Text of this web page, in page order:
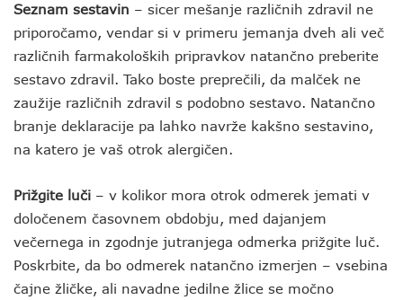
Seznam sestavin – sicer mešanje različnih zdravil ne
priporočamo, vendar si v primeru jemanja dveh ali več
različnih farmakoloških pripravkov natančno preberite
sestavo zdravil. Tako boste preprečili, da malček ne
zaužije različnih zdravil s podobno sestavo. Natančno
branje deklaracije pa lahko navrže kakšno sestavino,
na katero je vaš otrok alergičen.
Prižgite luči – v kolikor mora otrok odmerek jemati v
določenem časovnem obdobju, med dajanjem
večernega in zgodnje jutranjega odmerka prižgite luč.
Poskrbite, da bo odmerek natančno izmerjen – vsebina
čajne žličke, ali navadne jedilne žlice se močno